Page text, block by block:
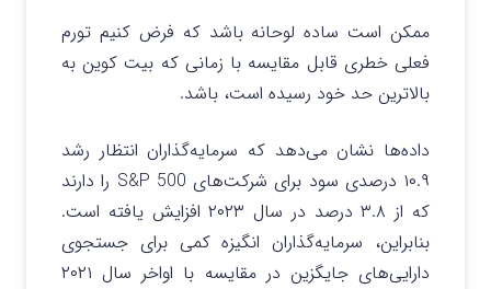
ممکن است ساده لوحانه باشد که فرض کنیم تورم
فعلی خطری قابل مقایسه با زمانی که بیت کوین به
بالاترین حد خود رسیده است، باشد.
داده‌ها نشان می‌دهد که سرمایه‌گذاران انتظار رشد
۱۰.۹ درصدی سود برای شرکت‌های S&P 500 را دارند
که از ۳.۸ درصد در سال ۲۰۲۳ افزایش یافته است.
بنابراین، سرمایه‌گذاران انگیزه کمی برای جستجوی
دارایی‌های جایگزین در مقایسه با اواخر سال ۲۰۲۱